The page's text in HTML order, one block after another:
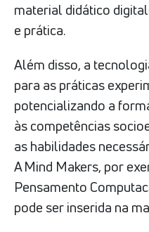
material didático
e prática.
Além disso, a
para as práticas
potencializando a
às competências
as habilidades
A Mind Makers, por
Pensamento
pode ser inserida na